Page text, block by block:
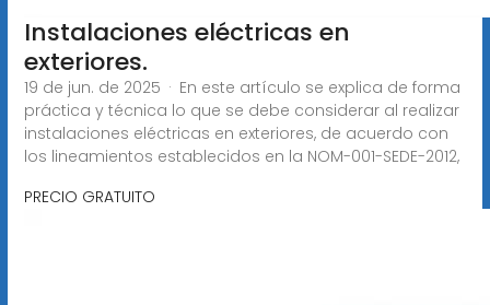
Instalaciones eléctricas en
exteriores.
19 de jun. de 2025 · En este artículo se explica de forma
práctica y técnica lo que se debe considerar al realizar
instalaciones eléctricas en exteriores, de acuerdo con
los lineamientos establecidos en la NOM-001-SEDE-2012,
PRECIO GRATUITO